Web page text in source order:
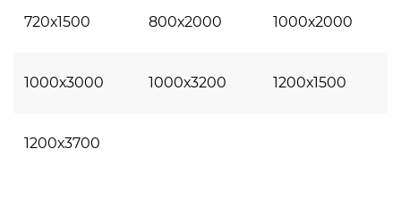
720х1500 800х2000 1000х2000
1000х3000 1000х3200 1200х1500
1200х3700